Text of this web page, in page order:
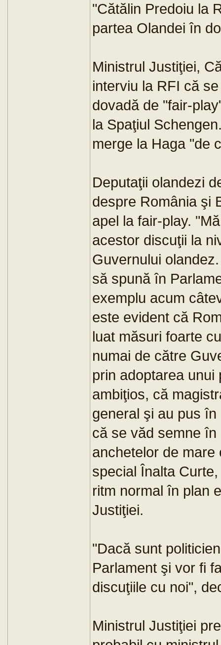
"Cătălin Predoiu la
partea Olandei în
Ministrul Justiţiei,
interviu la RFI că
dovadă de "fair-
la Spaţiul
merge la Haga "de
Deputaţii olandezi
despre România şi
apel la fair-play.
acestor discuţii la
Guvernului
să spună în
exemplu acum
este evident că
luat măsuri foarte
numai de către
prin adoptarea
ambiţios, că
general şi au pus
că se văd semne
anchetelor de
special Înalta
ritm normal în plan
Justiţiei.
"Dacă sunt
Parlament şi vor fi
discuţiile cu noi",
Ministrul Justiţiei